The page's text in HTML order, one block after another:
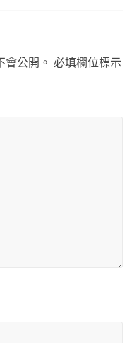
公開。 必填欄位標示